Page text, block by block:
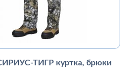
ТИГР куртка, брюки